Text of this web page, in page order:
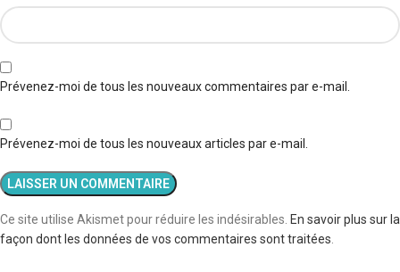
Prévenez-moi de tous les nouveaux commentaires par e-mail.
Prévenez-moi de tous les nouveaux articles par e-mail.
Ce site utilise Akismet pour réduire les indésirables. En savoir plus sur la
façon dont les données de vos commentaires sont traitées